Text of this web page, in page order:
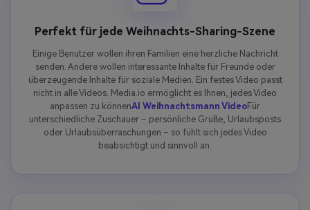
Perfekt für jede Weihnachts-Sharing-Szene
Einige Benutzer wollen ihren Familien eine herzliche Nachricht
senden. Andere wollen interessante Inhalte für Freunde oder
überzeugende Inhalte für soziale Medien. Ein festes Video passt
nicht in alle Videos. Media.io ermöglicht es Ihnen, jedes Video
anpassen zu könnenAI Weihnachtsmann VideoFür
unterschiedliche Zuschauer – persönliche Grüße, Urlaubsposts
oder Urlaubsüberraschungen – so fühlt sich jedes Video
beabsichtigt und sinnvoll an.